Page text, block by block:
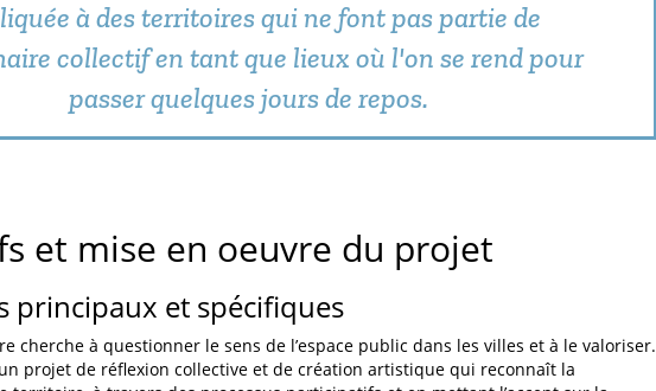
à des territoires qui ne font pas partie de
collectif en tant que lieux où l'on se rend pour
passer quelques jours de repos.
et mise en oeuvre du projet
principaux et spécifiques
cherche à questionner le sens de l’espace public dans les villes et à le valoriser.
projet de réflexion collective et de création artistique qui reconnaît la